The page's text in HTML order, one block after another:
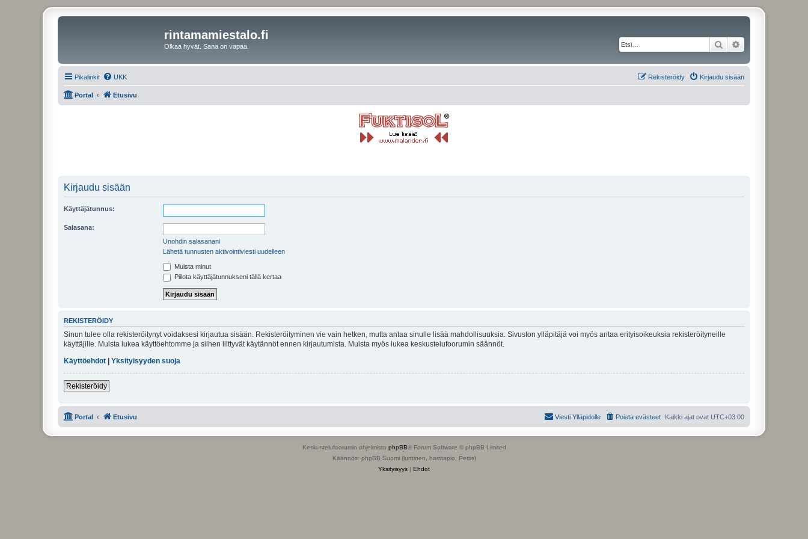
rintamamiestalo.fi
Olkaa hyvät. Sana on vapaa. Etsi
Pikalinkit UKK Kirjaudu sisään
Rekisteröidy
Portal Etusivu
Kirjaudu sisään
Käyttäjätunnus:
Salasana:
Unohdin salasanani
Lähetä tunnusten aktivointiviesti uudelleen
Muista minut
Piilota käyttäjätunnukseni tällä kertaa
REKISTERÖIDY
Sinun tulee olla rekisteröitynyt voidaksesi kirjautua sisään. Rekisteröityminen vie vain hetken, mutta antaa sinulle lisää mahdollisuuksia. Sivuston ylläpitäjä voi myös antaa erityisoikeuksia rekisteröityneille
käyttäjille. Muista lukea käyttöehtomme ja siihen liittyvät käytännöt ennen kirjautumista. Muista myös lukea keskustelufoorumin säännöt.
Käyttöehdot
Yksityisyyden suoja
Rekisteröidy
Portal Etusivu Kaikki ajat ovat UTC+03:00
Poista evästeet
Viesti Ylläpidolle
Keskustelufoorumin ohjelmisto phpBB® Forum Software © phpBB Limited
Käännös: phpBB Suomi (lurttinen, harritapio, Pettis)
Yksityisyys | Ehdot